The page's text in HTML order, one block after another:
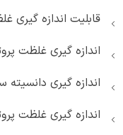
قابلیت اندازه
اندازه گیری غلظت
اندازه گیری دانسیته
اندازه گیری غلظت